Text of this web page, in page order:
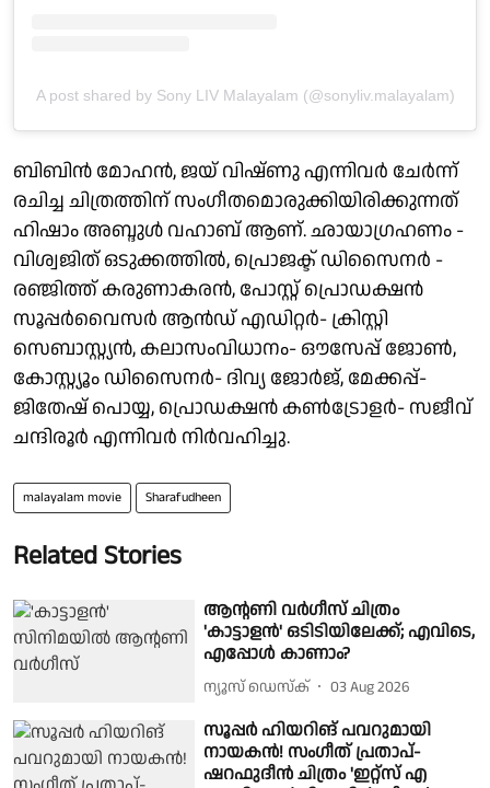
A post shared by Sony LIV Malayalam (@sonyliv.malayalam)
ബിബിൻ മോഹൻ, ജയ് വിഷ്ണു എന്നിവർ ചേർന്ന്
രചിച്ച ചിത്രത്തിന് സംഗീതമൊരുക്കിയിരിക്കുന്നത്
ഹിഷാം അബ്ദുൾ വഹാബ് ആണ്. ഛായാഗ്രഹണം -
വിശ്വജിത് ഒടുക്കത്തിൽ, പ്രൊജക്ട് ഡിസൈനർ -
രഞ്ജിത്ത് കരുണാകരൻ, പോസ്റ്റ് പ്രൊഡക്ഷൻ
സൂപ്പർവൈസർ ആൻഡ് എഡിറ്റർ- ക്രിസ്റ്റി
സെബാസ്റ്റ്യൻ, കലാസംവിധാനം- ഔസേപ്പ് ജോൺ,
കോസ്റ്റ്യൂം ഡിസൈനർ- ദിവ്യ ജോർജ്, മേക്കപ്പ്-
ജിതേഷ് പൊയ്യ, പ്രൊഡക്ഷൻ കൺട്രോളർ- സജീവ്
ചന്ദിരൂർ എന്നിവർ നിർവഹിച്ചു.
malayalam movie Sharafudheen
Related Stories
ആന്റണി വർഗീസ് ചിത്രം
'കാട്ടാളൻ' ഒടിടിയിലേക്ക്; എവിടെ,
എപ്പോൾ കാണാം?
ന്യൂസ് ഡെസ്ക് 03 Aug 2026
സൂപ്പർ ഹിയറിങ് പവറുമായി
നായകൻ! സംഗീത് പ്രതാപ്-
ഷറഫുദീൻ ചിത്രം 'ഇറ്റ്സ് എ